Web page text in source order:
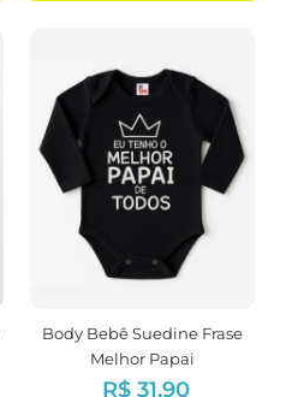
Body Bebê Suedine Frase
Melhor Papai
R$ 31,90